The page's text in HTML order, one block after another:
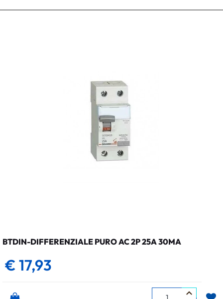
BTDIN-DIFFERENZIALE PURO AC 2P 25A 30MA
€ 17,93
Quantità